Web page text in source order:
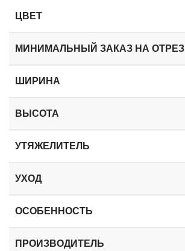
ЦВЕТ
МИНИМАЛЬНЫЙ ЗАКАЗ НА ОТРЕЗ
ШИРИНА
ВЫСОТА
УТЯЖЕЛИТЕЛЬ
УХОД
ОСОБЕННОСТЬ
ПРОИЗВОДИТЕЛЬ